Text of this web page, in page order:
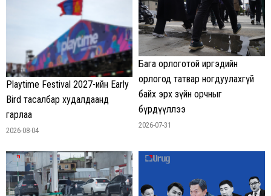
Playtime Festival 2027-ийн Early
Bird тасалбар худалдаанд
гарлаа
2026-08-04
Бага орлоготой иргэдийн
орлогод татвар ногдуулахгүй
байх эрх зүйн орчныг
бүрдүүллээ
2026-07-31